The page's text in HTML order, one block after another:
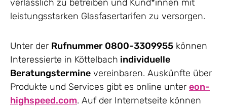
verlässlich zu betreiben und Kund*innen mit
leistungsstarken Glasfasertarifen zu versorgen.
Unter der Rufnummer 0800-3309955 können
Interessierte in Köttelbach individuelle
Beratungstermine vereinbaren. Auskünfte über
Produkte und Services gibt es online unter eon-
highspeed.com. Auf der Internetseite können